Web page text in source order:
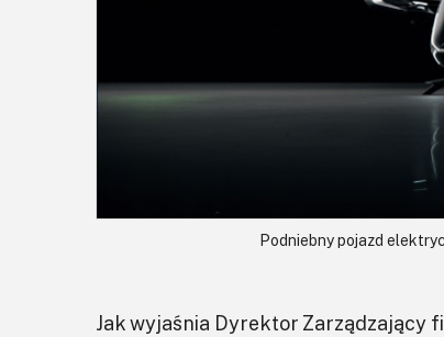
Podniebny pojazd
Jak wyjaśnia Dyrektor Zarządzający